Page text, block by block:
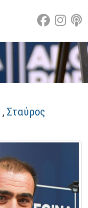
,Σταύρος